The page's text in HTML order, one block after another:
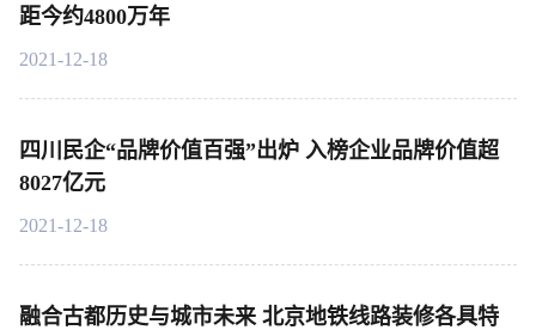
距今约4800万年
2021-12-18
四川民企“品牌价值百强”出炉 入榜企业品牌价值超
8027亿元
2021-12-18
融合古都历史与城市未来 北京地铁线路装修各具特